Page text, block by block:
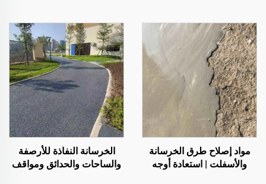
مواد إصلاح طرق الخرسانة
والأسفلت | استعادة أوجه
الخرسانة النفاذة للأرصفة
والساحات والحدائق ومواقف